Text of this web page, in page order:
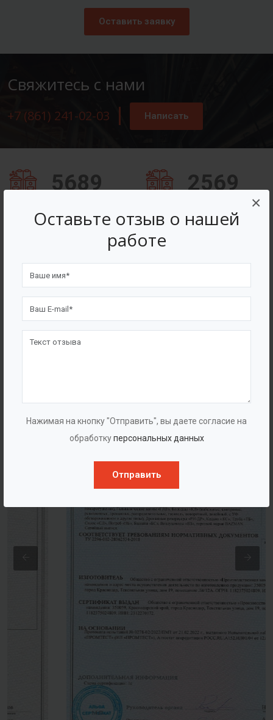
Оставьте отзыв о нашей
работе
Нажимая на кнопку "Отправить", вы даете согласие на
обработкуперсональных данных
Отправить
×
Оставить заявку
Свяжитесь с нами
+7 (861) 241-02-03 Написать
5689 2569
Счастливых клиентов
Сертификаты